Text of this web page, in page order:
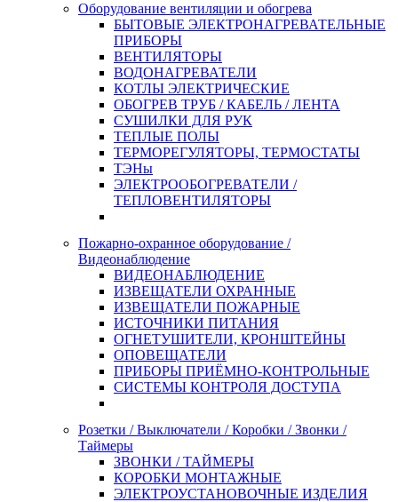
Оборудование вентиляции и обогрева
БЫТОВЫЕ ЭЛЕКТРОНАГРЕВАТЕЛЬНЫЕ
ПРИБОРЫ
ВЕНТИЛЯТОРЫ
ВОДОНАГРЕВАТЕЛИ
КОТЛЫ ЭЛЕКТРИЧЕСКИЕ
ОБОГРЕВ ТРУБ / КАБЕЛЬ / ЛЕНТА
СУШИЛКИ ДЛЯ РУК
ТЕПЛЫЕ ПОЛЫ
ТЕРМОРЕГУЛЯТОРЫ, ТЕРМОСТАТЫ
ТЭНы
ЭЛЕКТРООБОГРЕВАТЕЛИ /
ТЕПЛОВЕНТИЛЯТОРЫ
Пожарно-охранное оборудование /
Видеонаблюдение
ВИДЕОНАБЛЮДЕНИЕ
ИЗВЕЩАТЕЛИ ОХРАННЫЕ
ИЗВЕЩАТЕЛИ ПОЖАРНЫЕ
ИСТОЧНИКИ ПИТАНИЯ
ОГНЕТУШИТЕЛИ, КРОНШТЕЙНЫ
ОПОВЕЩАТЕЛИ
ПРИБОРЫ ПРИЁМНО-КОНТРОЛЬНЫЕ
СИСТЕМЫ КОНТРОЛЯ ДОСТУПА
Розетки / Выключатели / Коробки / Звонки /
Таймеры
ЗВОНКИ / ТАЙМЕРЫ
КОРОБКИ МОНТАЖНЫЕ
ЭЛЕКТРОУСТАНОВОЧНЫЕ ИЗДЕЛИЯ